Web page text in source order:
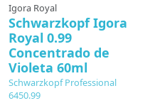
Igora Royal
Schwarzkopf Igora
Royal 0.99
Concentrado de
Violeta 60ml
Schwarzkopf Professional
6450.99